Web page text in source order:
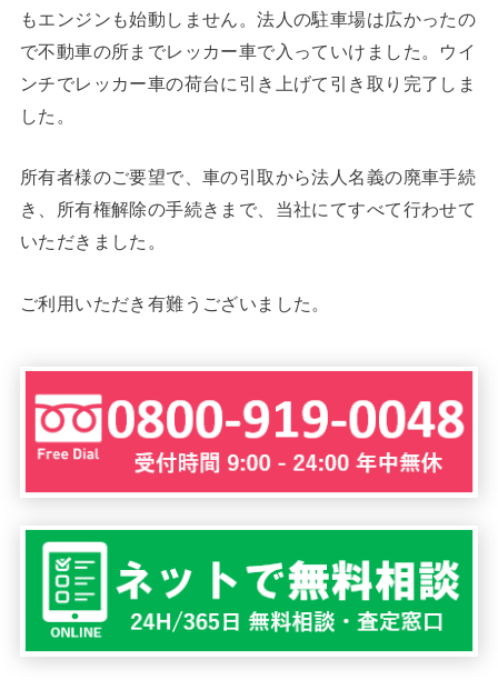
もエンジンも始動しません。法人の駐車場は広かったの
で不動車の所までレッカー車で入っていけました。ウイ
ンチでレッカー車の荷台に引き上げて引き取り完了しま
した。
所有者様のご要望で、車の引取から法人名義の廃車手続
き、所有権解除の手続きまで、当社にてすべて行わせて
いただきました。
ご利用いただき有難うございました。